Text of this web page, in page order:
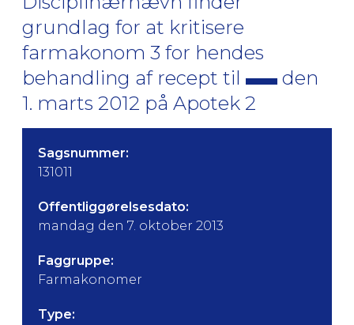
grundlag for at kritisere
farmakonom 3 for hendes
behandling af recept til
den
1. marts 2012 på Apotek 2
Sagsnummer:
131011
Offentliggørelsesdato:
mandag den 7. oktober 2013
Faggruppe:
Farmakonomer
Type: